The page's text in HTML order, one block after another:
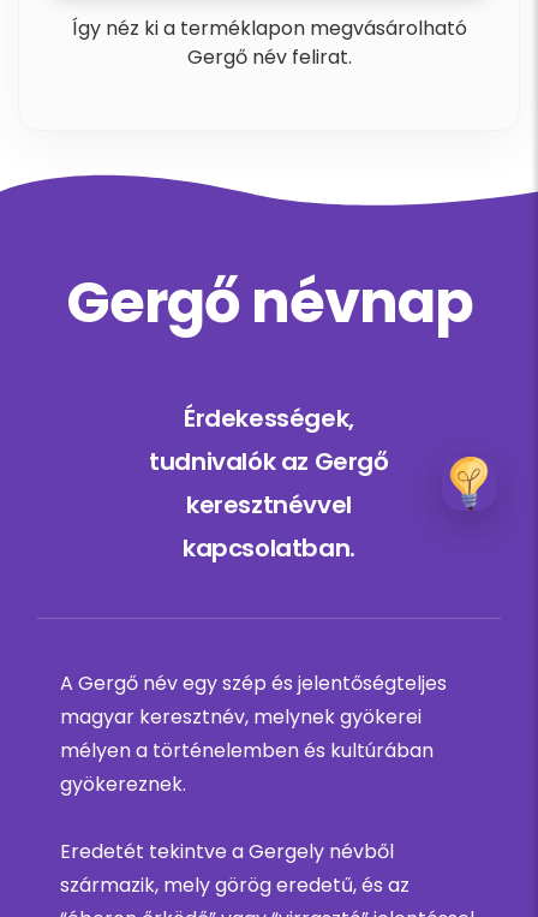
Így néz ki a terméklapon megvásárolható
Gergő név felirat.
Gergő névnap
Érdekességek,
tudnivalók az Gergő
keresztnévvel
kapcsolatban.
A Gergő név egy szép és jelentőségteljes
magyar keresztnév, melynek gyökerei
mélyen a történelemben és kultúrában
gyökereznek.
Eredetét tekintve a Gergely névből
származik, mely görög eredetű, és az